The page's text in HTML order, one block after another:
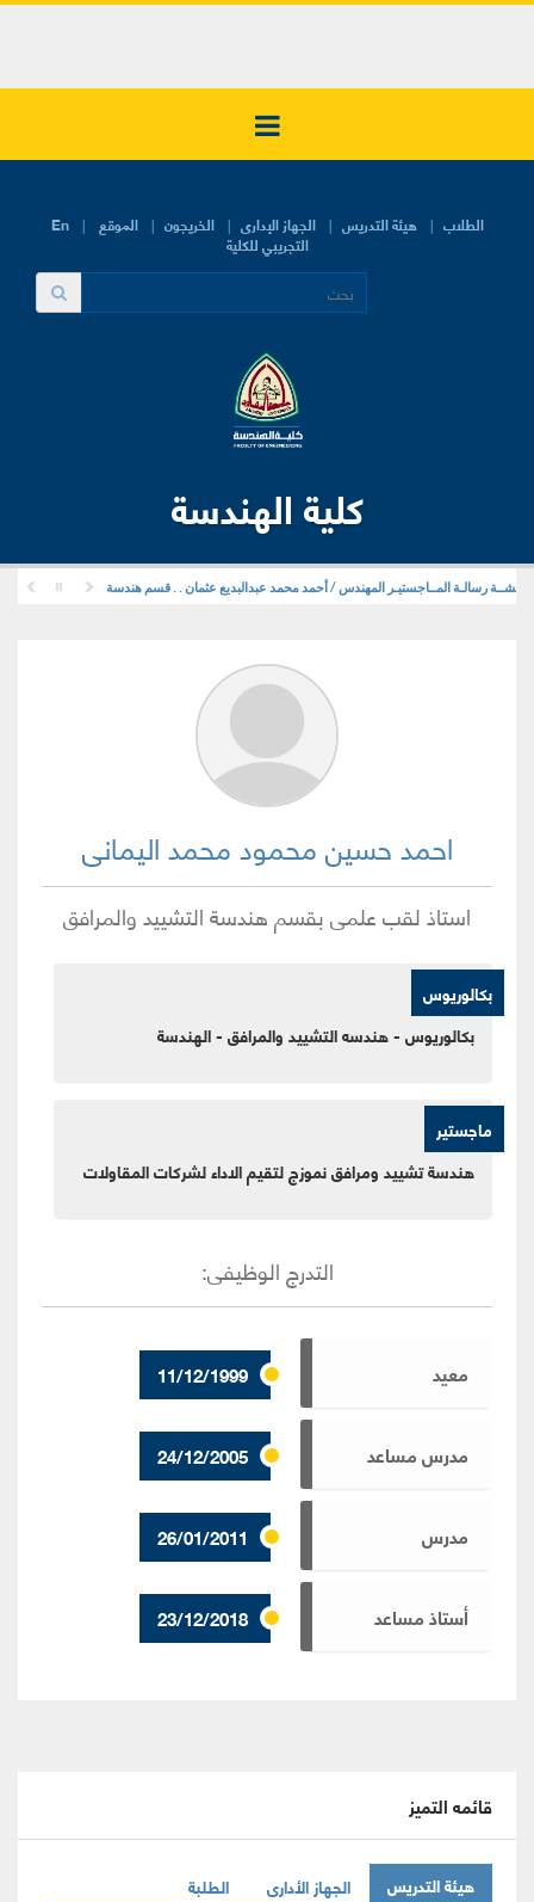
En الطلاب هيئة التدريس الجهاز الإدارى الخريجون الموقع
التجريبي للكلية
كلية الهندسة
رسالـة المــاجستيـر المهندس / أحمد محمد عبدالبديع عثمان . . قسم هندسة التشييد والمرافق .
احمد حسين محمود محمد اليمانى
استاذ لقب علمىبقسمهندسة التشييد والمرافق
بكالوريوس
بكالوريوس - هندسه التشييد والمرافق - الهندسة
ماجستير
هندسة تشييد ومرافق نموزج لتقيم الاداء لشركات المقاولات
التدرج الوظيفى:
11/12/1999 معيد
24/12/2005 مدرس مساعد
26/01/2011 مدرس
23/12/2018 أستاذ مساعد
قائمه التميز
هيئة التدريس الجهاز الأدارى الطلبة